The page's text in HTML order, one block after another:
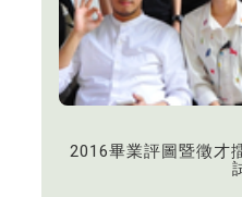
2016畢業評圖暨徵才